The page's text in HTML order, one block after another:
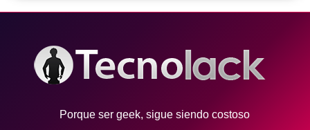
Porque ser geek, sigue siendo costoso